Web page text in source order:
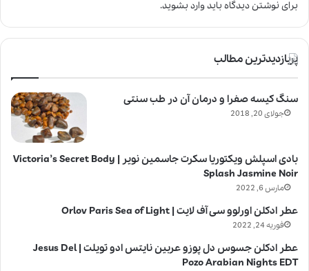
برای نوشتن دیدگاه بایدوارد بشوید.
پربازدیدترین مطالب
سنگ کیسه صفرا و درمان آن در طب سنتی
جولای 20, 2018
بادی اسپلش ویکتوریا سکرت جاسمین نویر | Victoria’s Secret Body
Splash Jasmine Noir
مارس 6, 2022
عطر ادکلن اورلوو سی آف لایت | Orlov Paris Sea of Light
فوریه 24, 2022
عطر ادکلن جسوس دل پوزو عربین نایتس ادو تویلت | Jesus Del
Pozo Arabian Nights EDT